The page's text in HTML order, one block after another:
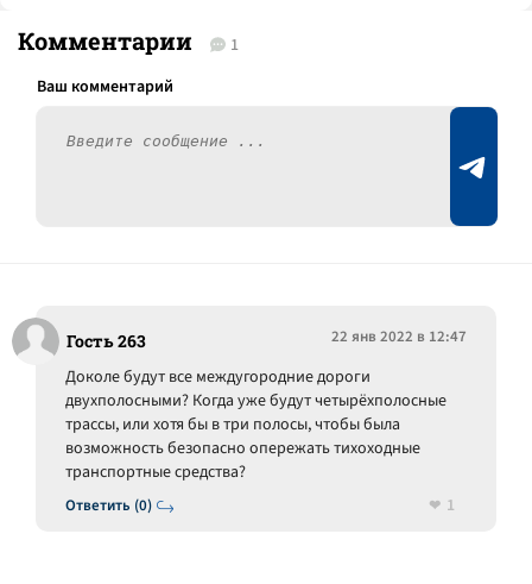
Комментарии 1
Гость 263 22 янв 2022 в 12:47
Ответить (0)
Доколе будут все междугородние дороги
двухполосными? Когда уже будут четырёхполосные
трассы, или хотя бы в три полосы, чтобы была
возможность безопасно опережать тихоходные
транспортные средства?
1